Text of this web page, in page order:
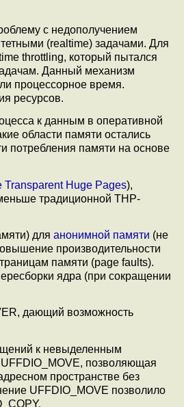
с недополучением
(realtime) задачами. Для
throttling, который пытался
Данный механизм
процессорное время.
ресурсов.
к данным в оперативной
области памяти остались
потребления памяти на основе
Transparent Huge Pages),
традиционной THP-
для анонимной памяти (не
производительности
памяти (page faults).
ядра (при сокращении
дающий возможность
к невыделенным
позволяющая
пространстве без
UFFDIO_MOVE позволило